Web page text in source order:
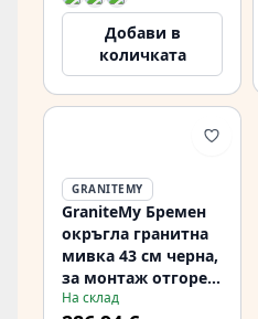
Добави в
количката
GRANITEMY
GraniteMy Бремен
окръгла гранитна
мивка 43 см черна,
за монтаж отгоре и
отдолу, с отвор за
На склад